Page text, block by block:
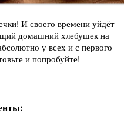
И своего времени уйдёт
домашний хлебушек на
у всех и с первого
и попробуйте!